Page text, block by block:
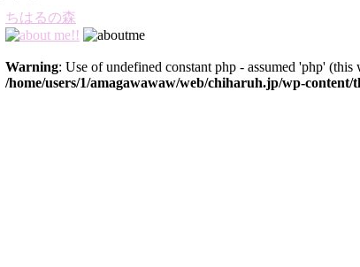
ちはるの森
Warning: Use of undefined constant php - assumed 'php'
/home/users/1/amagawawaw/web/chiharuh.jp/wp-content/